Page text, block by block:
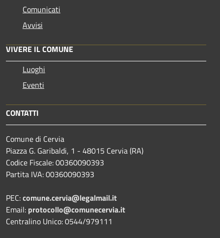
Comunicati
Avvisi
VIVERE IL COMUNE
Luoghi
Eventi
CONTATTI
Comune di Cervia
Piazza G. Garibaldi, 1 - 48015 Cervia (RA)
Codice Fiscale: 00360090393
Partita IVA: 00360090393
PEC:comune.cervia@legalmail.it
Email: protocollo@comunecervia.it
Centralino Unico: 0544/979111